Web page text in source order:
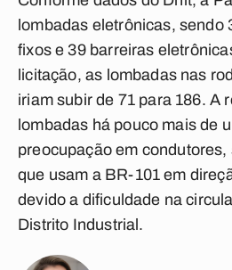
lombadas eletrônicas, sendo
fixos e 39 barreiras
licitação, as lombadas nas
iriam subir de 71 para 186. A
lombadas há pouco mais de
preocupação em
que usam a BR-101 em
devido a dificuldade na
Distrito Industrial.